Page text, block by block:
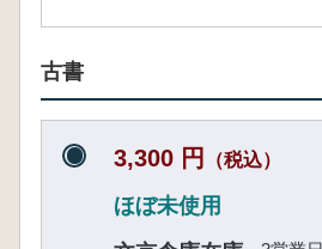
古書
3,300 円 （税込）
ほぼ未使用